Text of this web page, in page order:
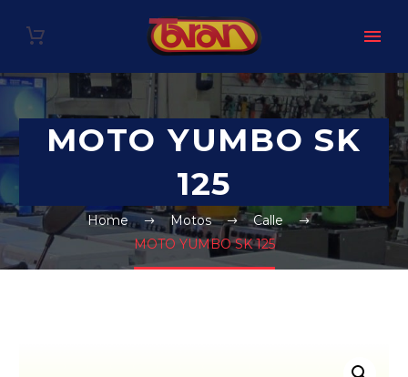
MOTO YUMBO SK
125
Home Motos
Calle
MOTO YUMBO SK 125